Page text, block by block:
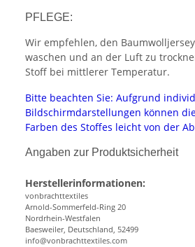
PFLEGE:
Wir empfehlen, den
waschen und an der Luft zu
Stoff bei mittlerer Temperatur.
Bitte beachten Sie: Aufgrund
Bildschirmdarstellungen können
Farben des Stoffes leicht von der
Angaben zur Produktsicherheit
Herstellerinformationen:
vonbrachttextiles
Arnold-Sommerfeld-Ring 20
Nordrhein-Westfalen
Baesweiler, Deutschland, 52499
info@vonbrachttextiles.com